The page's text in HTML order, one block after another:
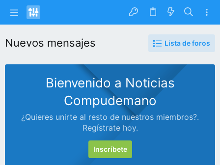
Nuevos mensajes Lista de foros
Bienvenido a Noticias
Compudemano
¿Quieres unirte al resto de nuestros miembros?.
Regístrate hoy.
Inscríbete